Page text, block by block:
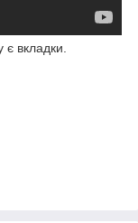
вкладки.